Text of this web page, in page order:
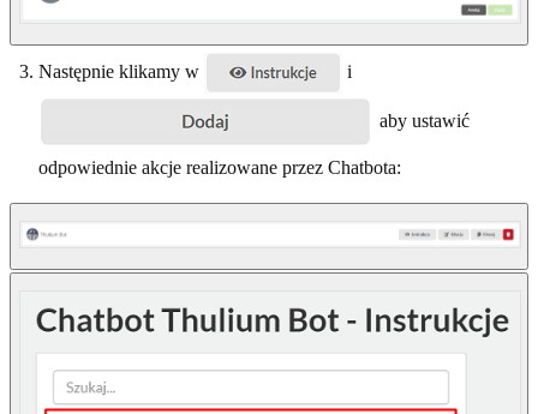
Następnie klikamy w i
aby ustawić
odpowiednie akcje realizowane przez Chatbota: